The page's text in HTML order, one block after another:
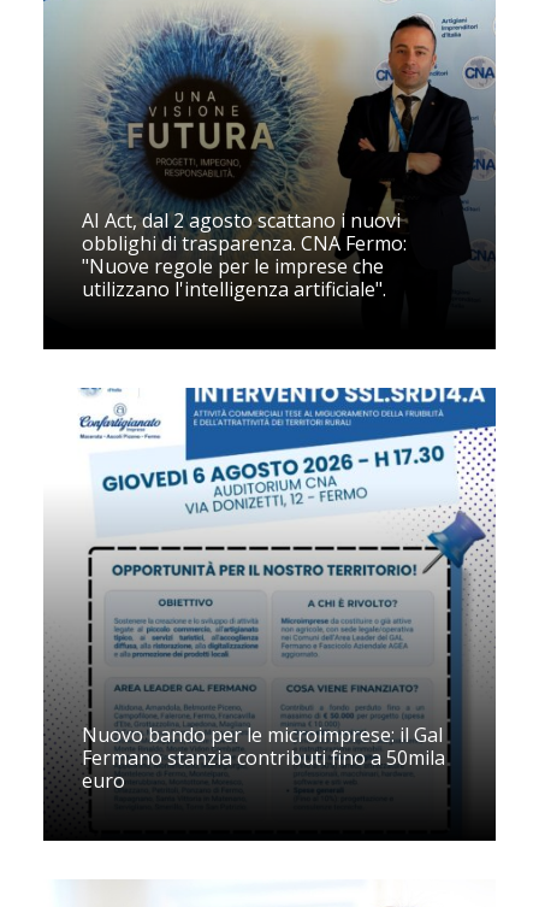
AI Act, dal 2 agosto scattano i nuovi
obblighi di trasparenza. CNA Fermo:
"Nuove regole per le imprese che
utilizzano l'intelligenza artificiale".
Nuovo bando per le microimprese: il Gal
Fermano stanzia contributi fino a 50mila
euro